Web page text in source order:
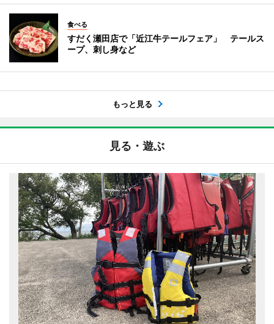
食べる
すだく瀬田店で「近江牛テールフェア」 テールス
ープ、刺し身など
もっと見る
見る・遊ぶ